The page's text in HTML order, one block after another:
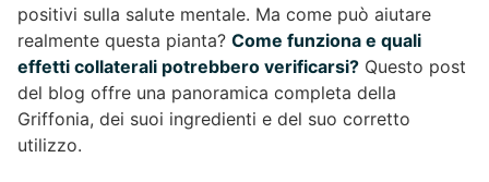
positivi sulla salute mentale. Ma come può aiutare
realmente questa pianta? Come funziona e quali
effetti collaterali potrebbero verificarsi? Questo post
del blog offre una panoramica completa della
Griffonia, dei suoi ingredienti e del suo corretto
utilizzo.